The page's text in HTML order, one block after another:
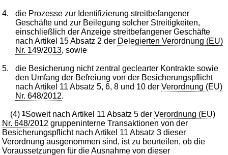
4.
die Prozesse zur Identifizierung streitbefangener
Geschäfte und zur Beilegung solcher Streitigkeiten,
einschließlich der Anzeige streitbefangener Geschäfte
nach Artikel 15 Absatz 2 der Delegierten Verordnung (EU)
Nr. 149/2013, sowie
5.
die Besicherung nicht zentral geclearter Kontrakte sowie
den Umfang der Befreiung von der Besicherungspflicht
nach Artikel 11 Absatz 5, 6, 8 und 10 derVerordnung (EU)
Nr. 648/2012.
(4)1Soweit nach Artikel 11 Absatz 5 derVerordnung (EU)
Nr. 648/2012 gruppeninterne Transaktionen von der
Besicherungspflicht nach Artikel 11 Absatz 3 dieser
Verordnung ausgenommen sind, ist zu beurteilen, ob die
Voraussetzungen für die Ausnahme von dieser